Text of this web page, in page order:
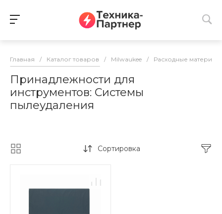
Главная / Каталог товаров / Milwaukee / Расходные
Принадлежности для
инструментов: Системы
пылеудаления
Сортировка